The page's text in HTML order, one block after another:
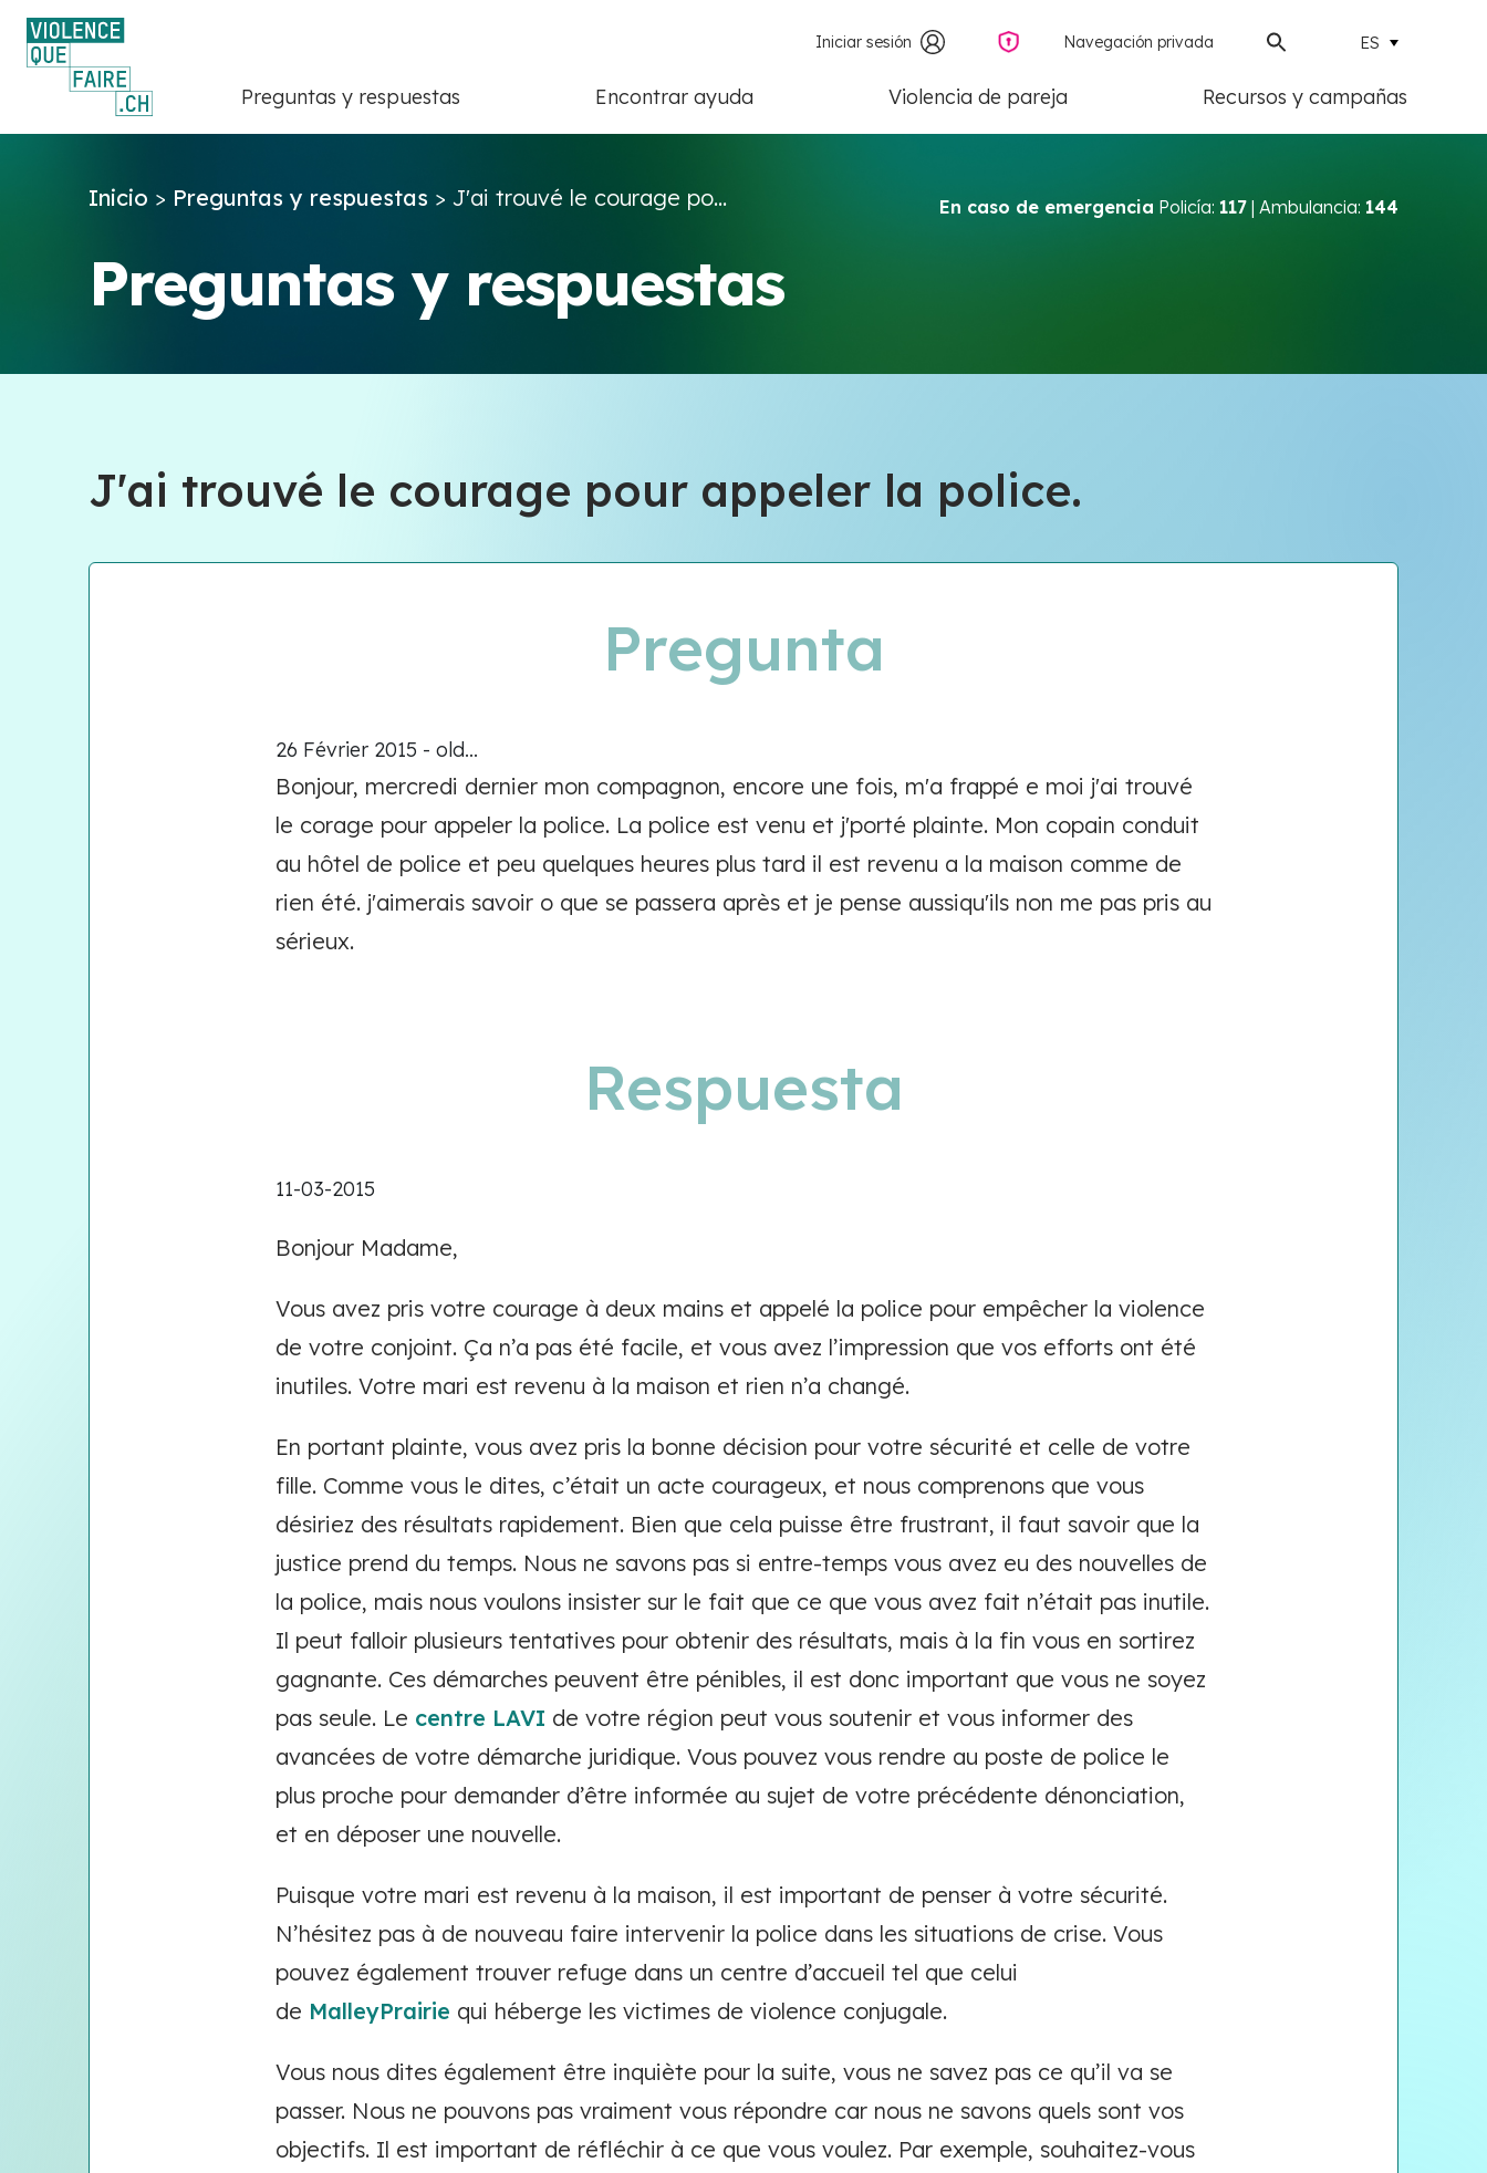
Iniciar sesión Navegación privada ES
Preguntas y respuestas Encontrar ayuda Violencia de pareja Recursos y campañas
Inicio > Preguntas y respuestas > J'ai trouvé le courage po... En caso de emergencia Policía: 117 | Ambulancia: 144
Preguntas y respuestas
J'ai trouvé le courage pour appeler la police.
Pregunta
26 Février 2015 - old...
Bonjour, mercredi dernier mon compagnon, encore une fois, m'a frappé e moi j'ai trouvé
le corage pour appeler la police. La police est venu et j'porté plainte. Mon copain conduit
au hôtel de police et peu quelques heures plus tard il est revenu a la maison comme de
rien été. j'aimerais savoir o que se passera après et je pense aussiqu'ils non me pas pris au
sérieux.
Respuesta
11-03-2015
Bonjour Madame,
Vous avez pris votre courage à deux mains et appelé la police pour empêcher la violence
de votre conjoint. Ça n’a pas été facile, et vous avez l’impression que vos efforts ont été
inutiles. Votre mari est revenu à la maison et rien n’a changé.
En portant plainte, vous avez pris la bonne décision pour votre sécurité et celle de votre
fille. Comme vous le dites, c’était un acte courageux, et nous comprenons que vous
désiriez des résultats rapidement. Bien que cela puisse être frustrant, il faut savoir que la
justice prend du temps. Nous ne savons pas si entre-temps vous avez eu des nouvelles de
la police, mais nous voulons insister sur le fait que ce que vous avez fait n’était pas inutile.
Il peut falloir plusieurs tentatives pour obtenir des résultats, mais à la fin vous en sortirez
gagnante. Ces démarches peuvent être pénibles, il est donc important que vous ne soyez
pas seule. Le centre LAVI de votre région peut vous soutenir et vous informer des
avancées de votre démarche juridique. Vous pouvez vous rendre au poste de police le
plus proche pour demander d’être informée au sujet de votre précédente dénonciation,
et en déposer une nouvelle.
Puisque votre mari est revenu à la maison, il est important de penser à votre sécurité.
N’hésitez pas à de nouveau faire intervenir la police dans les situations de crise. Vous
pouvez également trouver refuge dans un centre d’accueil tel que celui
de MalleyPrairie qui héberge les victimes de violence conjugale.
Vous nous dites également être inquiète pour la suite, vous ne savez pas ce qu’il va se
passer. Nous ne pouvons pas vraiment vous répondre car nous ne savons quels sont vos
objectifs. Il est important de réfléchir à ce que vous voulez. Par exemple, souhaitez-vous